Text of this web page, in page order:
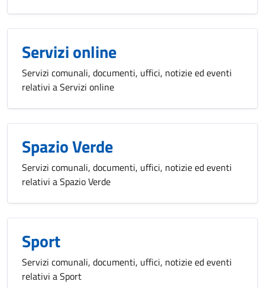
Servizi online
Servizi comunali, documenti, uffici, notizie ed eventi
relativi a Servizi online
Spazio Verde
Servizi comunali, documenti, uffici, notizie ed eventi
relativi a Spazio Verde
Sport
Servizi comunali, documenti, uffici, notizie ed eventi
relativi a Sport